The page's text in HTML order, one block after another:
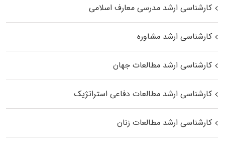
کارشناسی ارشد مدرسی معارف اسلامی
کارشناسی ارشد مشاوره
کارشناسی ارشد مطالعات جهان
کارشناسی ارشد مطالعات دفاعی استراتژیک
کارشناسی ارشد مطالعات زنان